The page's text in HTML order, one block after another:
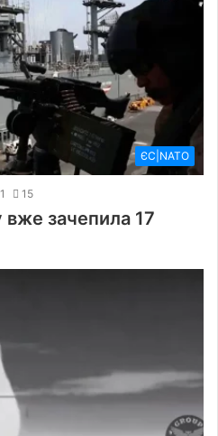
ЄС|NATO
15
вже зачепила 17